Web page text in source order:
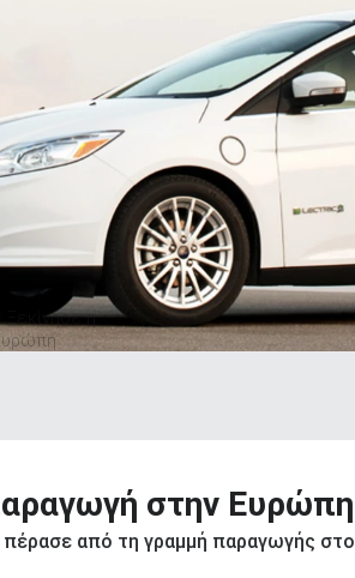
στην Ευρώπη
από τη γραμμή παραγωγής στο